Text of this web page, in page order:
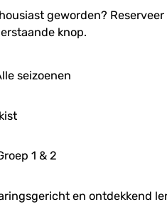
geworden?
knop.
seizoenen
1 & 2
en ontdekkend